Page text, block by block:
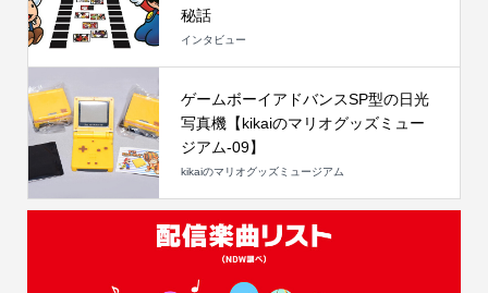
秘話
インタビュー
ゲームボーイアドバンスSP型の日光
写真機【kikaiのマリオグッズミュー
ジアム-09】
kikaiのマリオグッズミュージアム